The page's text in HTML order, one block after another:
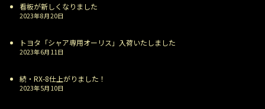
看板が新しくなりました
2023年8月20日
トヨタ「シャア専用オーリス」入荷いたしました
2023年6月11日
続・RX-8仕上がりました！
2023年5月10日